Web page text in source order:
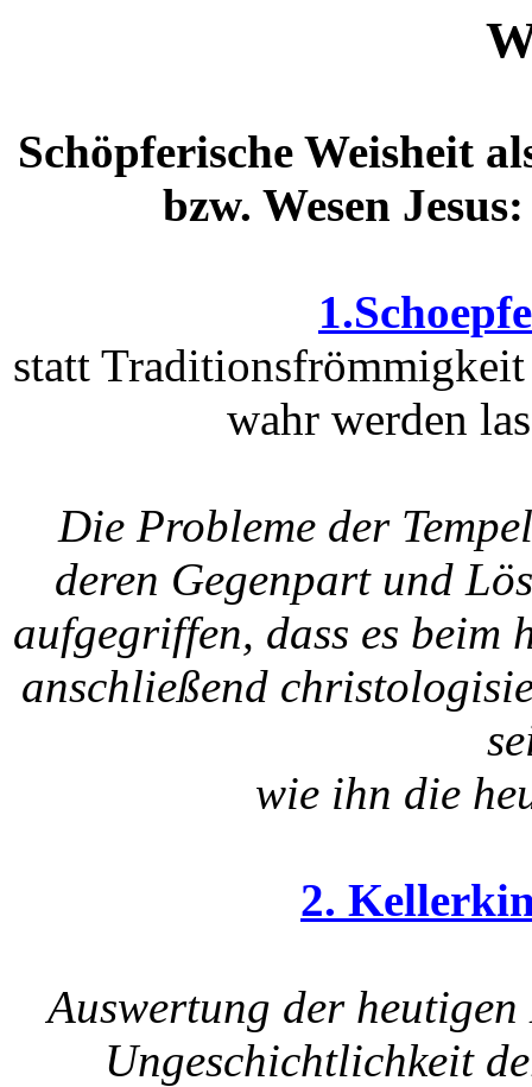
Schöpferische Weisheit
bzw. Wesen
statt
wahr werden
Die Probleme der
deren Gegenpart und
aufgegriffen, dass es beim
anschließend
wie ihn die
2.
Auswertung der
Ungeschichtlichkeit